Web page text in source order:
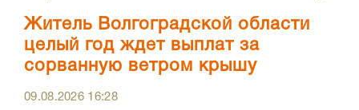
Житель Волгоградской области
целый год ждет выплат за
сорванную ветром крышу
09.08.2026 16:28